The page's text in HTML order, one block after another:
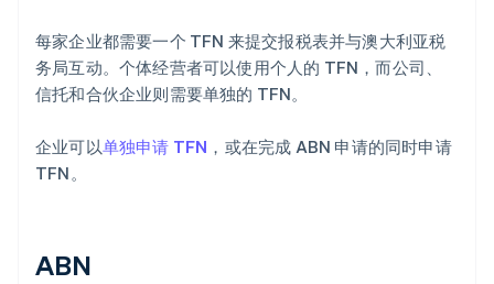
每家企业都需要一个 TFN 来提交报税表并与澳大利亚税
务局互动。个体经营者可以使用个人的 TFN，而公司、
信托和合伙企业则需要单独的 TFN。
企业可以单独申请 TFN ，或在完成 ABN 申请的同时申请
TFN。
ABN